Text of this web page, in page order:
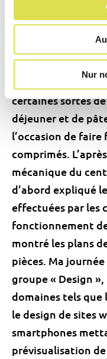
Nur
certaines
les salles
la fabrication des
expliqué le
utilisé entre
certaines sortes
déjeuner et de
l’occasion de
comprimés.
mécanique du
d’abord expliqué
effectuées par les
fonctionnement
montré les plans
pièces. Ma
groupe « Design
domaines tels que
le design de sites
smartphones
prévisualisation